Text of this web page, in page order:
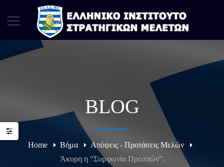
BLOG
Home Βήμα
Απόψεις - Προτάσεις Μελών
Άκυρη η “Συμφωνία Πρεσπών”.